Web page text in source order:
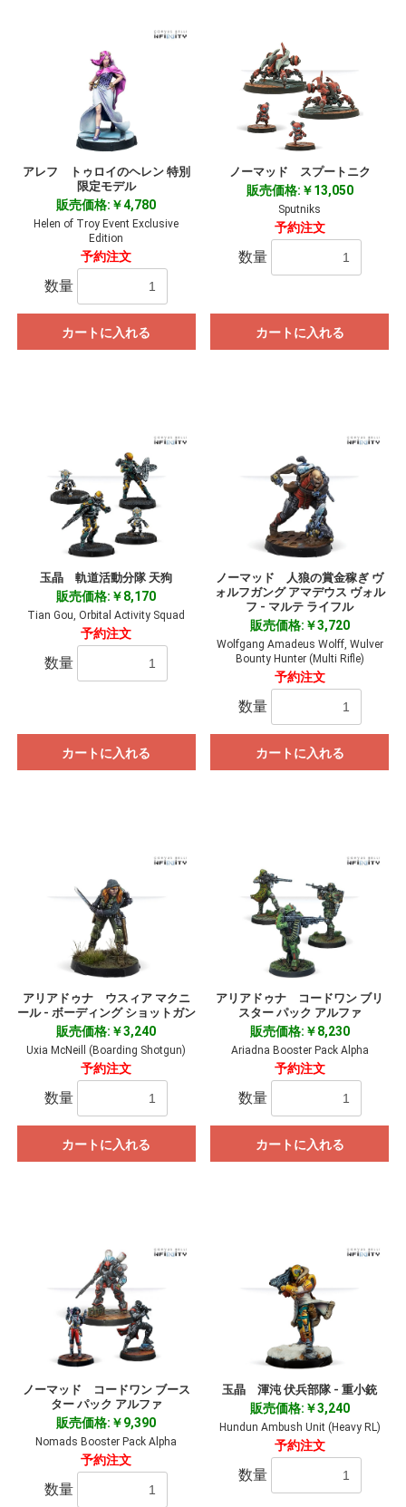
アレフ トゥロイのヘレン 特別
限定モデル
販売価格:￥4,780
Helen of Troy Event Exclusive
Edition
予約注文
数量
カートに入れる
ノーマッド スプートニク
販売価格:￥13,050
Sputniks
予約注文
数量
カートに入れる
玉晶 軌道活動分隊 天狗
販売価格:￥8,170
Tian Gou, Orbital Activity Squad
予約注文
数量
カートに入れる
ノーマッド 人狼の賞金稼ぎ ヴ
ォルフガング アマデウス ヴォル
フ - マルテ ライフル
販売価格:￥3,720
Wolfgang Amadeus Wolff, Wulver
Bounty Hunter (Multi Rifle)
予約注文
数量
カートに入れる
アリアドゥナ ウスィア マクニ
ール - ボーディング ショットガン
販売価格:￥3,240
Uxia McNeill (Boarding Shotgun)
予約注文
数量
カートに入れる
アリアドゥナ コードワン ブリ
スター パック アルファ
販売価格:￥8,230
Ariadna Booster Pack Alpha
予約注文
数量
カートに入れる
ノーマッド コードワン ブース
ター パック アルファ
販売価格:￥9,390
Nomads Booster Pack Alpha
予約注文
数量
玉晶 渾沌 伏兵部隊 - 重小銃
販売価格:￥3,240
Hundun Ambush Unit (Heavy RL)
予約注文
数量